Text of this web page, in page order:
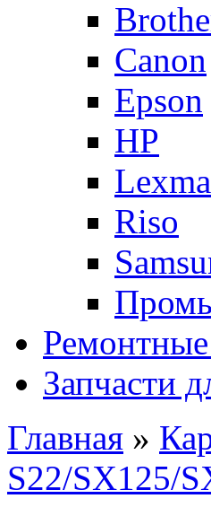
Canon
Epson
HP
Riso
Запчасти
Главная »
S22/SX125/